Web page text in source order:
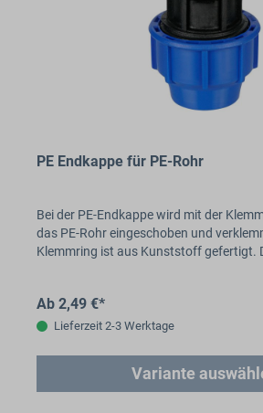
PE Endkappe für PE-Rohr
Bei der PE-Endkappe wird mit der
das PE-Rohr eingeschoben und
Klemmring ist aus Kunststoff gefertigt.
Ab 2,49 €*
Lieferzeit 2-3 Werktage
Variante